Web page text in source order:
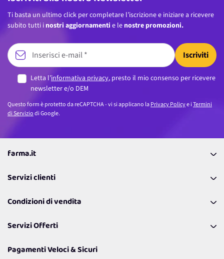
Ti basta un ultimo click per completare l’iscrizione e iniziare a ricevere
subito tutti i nostri aggiornamenti e le nostre promozioni.
Iscriviti
Letta l’informativa privacy, presto il mio consenso per ricevere
newsletter e/o DEM
Questo form è protetto da reCAPTCHA - vi si applicano laPrivacy Policye iTermini
di Serviziodi Google.
farma.it
Coupon
Lavora con noi
Politiche per la parità di genere
Servizi clienti
Richiamami
Resi
Condizioni di vendita
Spedizioni
Cookie Policy
Servizi Offerti
Pagamenti Veloci & Sicuri